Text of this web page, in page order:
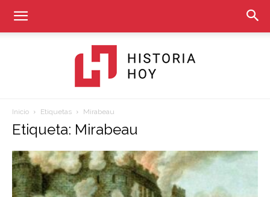
Hoy
Inicio Etiquetas Mirabeau
Etiqueta: Mirabeau